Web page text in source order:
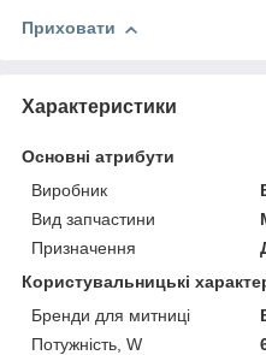
Приховати
Характеристики
Основні атрибути
Виробник
Вид запчастини
Призначення
Користувальницькі
Бренди для митниці
Потужність, W